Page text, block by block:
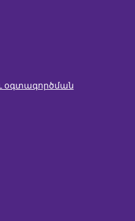
օգտագործման